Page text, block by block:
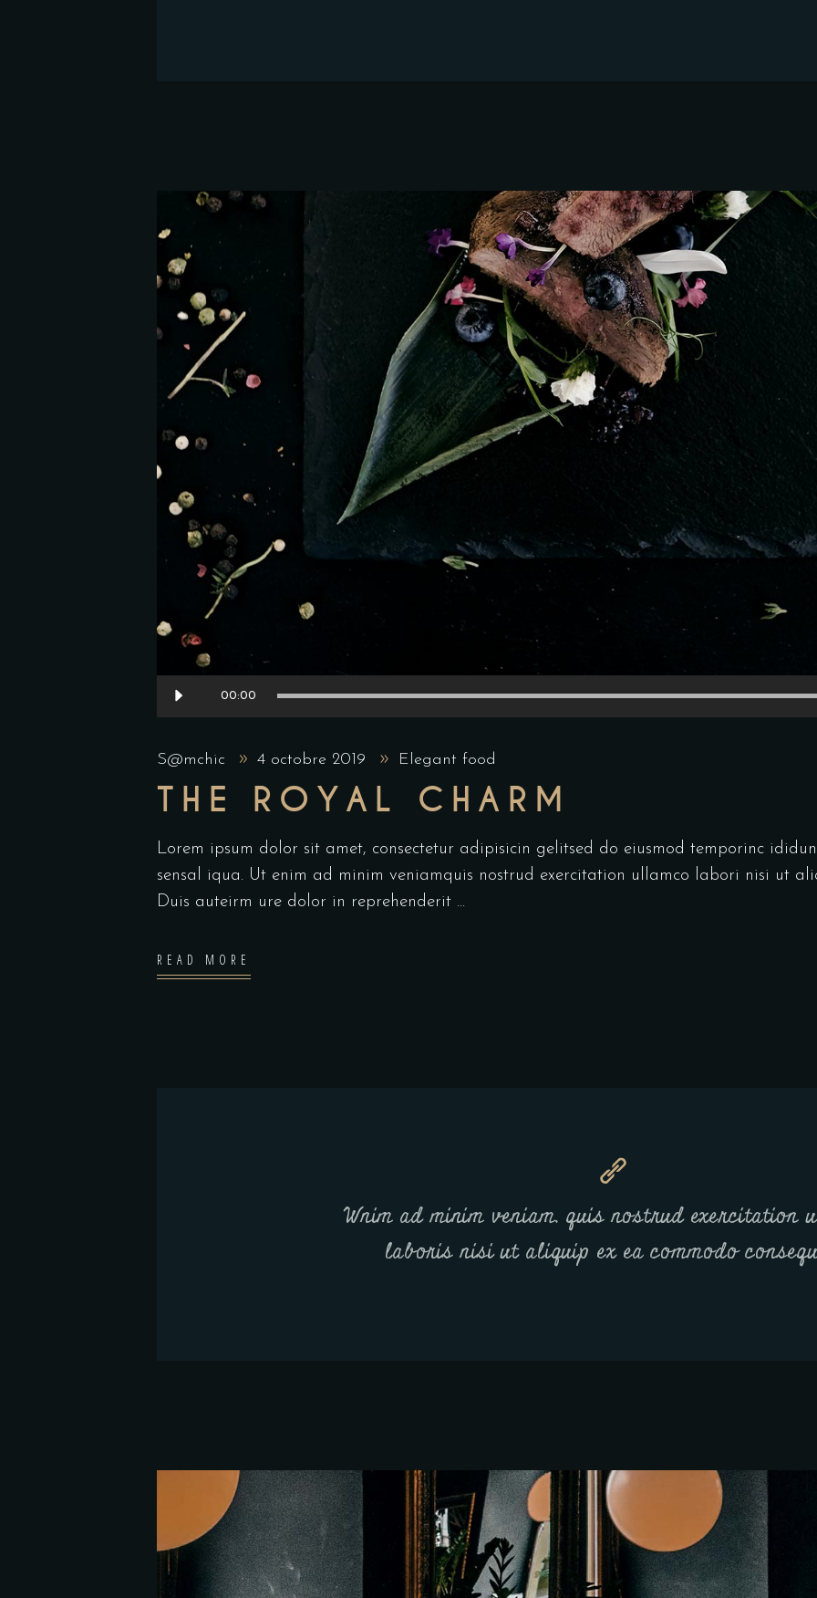
Lecteur
audio
00:00
S@mchic 4 octobre 2019 Elegant food
THE ROYAL CHARM
Lorem ipsum dolor sit amet, consectetur adipisicin gelitsed do eiusmod temporinc
sensal iqua. Ut enim ad minim veniamquis nostrud exercitation ullamco labori nisi ut
Duis auteirm ure dolor in reprehenderit
READ MORE
Wnim ad minim veniam, quis nostrud exercitation
laboris nisi ut aliquip ex ea commodo